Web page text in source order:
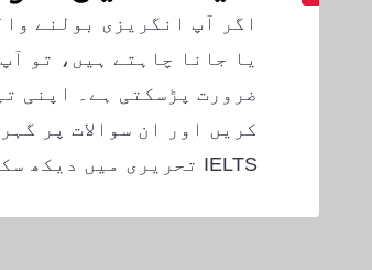
اگر آپ انگریزی بولنے
یا جانا چاہتے ہیں، تو
ضرورت پڑسکتی ہے۔ اپنی
کریں اور ان سوالات پر
IELTS تحریری میں دیکھ سکتے ہیں۔